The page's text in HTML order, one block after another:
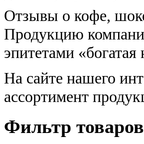
Отзывы о кофе,
Продукцию
эпитетами
На сайте нашего
ассортимент
Фильтр товаров